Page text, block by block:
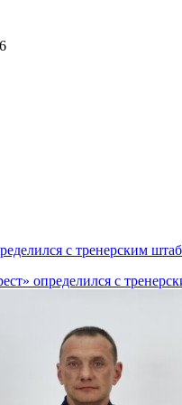
с тренерским
определился с